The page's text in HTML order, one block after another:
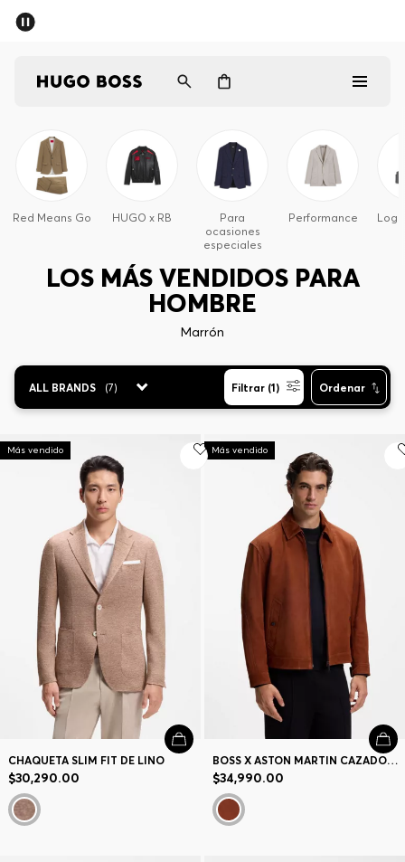
Hombre
Mujer
Descubrir
Iniciar sesión / Registrarse
Artículos)
Contacto y Atención al cliente
Buscador de tiendas
Idioma (MX $)
Red Means Go HUGO x RB
Para
ocasiones
especiales
Performance
LOS MÁS VENDIDOS PARA
HOMBRE
Marrón
ALL BRANDS (7) Filtrar (1) Ordenar
Más vendido
CHAQUETA SLIM FIT DE LINO
$30,290.00
Más vendido
BOSS X ASTON MARTIN CAZADORA DE ANTE
$34,990.00